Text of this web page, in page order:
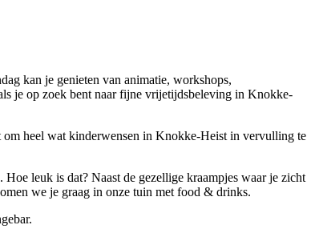
kan je genieten van animatie, workshops,
je op zoek bent naar fijne vrijetijdsbeleving in Knokke-
heel wat kinderwensen in Knokke-Heist in vervulling te
leuk is dat? Naast de gezellige kraampjes waar je zicht
we je graag in onze tuin met food & drinks.